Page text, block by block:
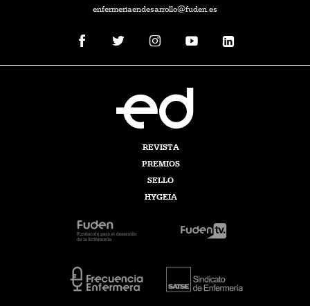
enfermeriaendesarrollo@fuden.es
REVISTA
PREMIOS
SELLO
HYGEIA